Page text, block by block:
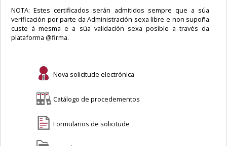
NOTA: Estes certificados serán admitidos sempre que a súa
verificación por parte da Administración sexa libre e non supoña
custe á mesma e a súa validación sexa posible a través da
plataforma @firma.
Nova solicitude electrónica
Catálogo de procedementos
Formularios de solicitude